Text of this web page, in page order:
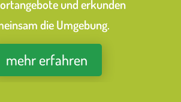
und erkunden
die Umgebung.
mehr erfahren